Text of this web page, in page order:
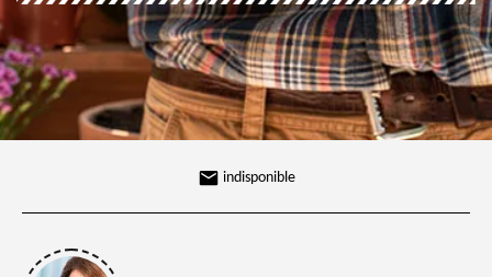
indisponible